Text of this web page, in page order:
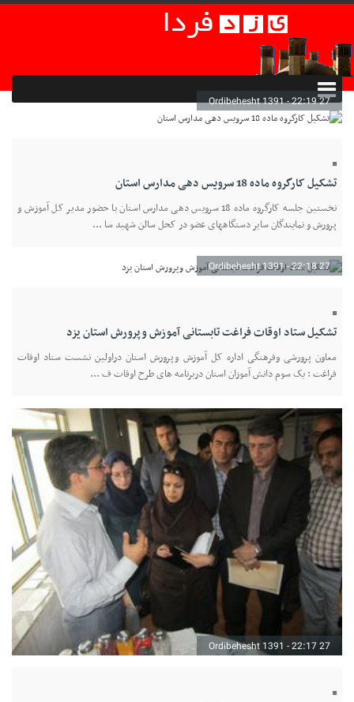
27 Ordibehesht 1391 - 22:19
تشکیل کارگروه ماده 18 سرویس دهی مدارس استان
نخستین جلسه کارگروه ماده 18 سرویس دهی مدارس استان با حضور مدیر کل آموزش و
پرورش و نمایندگان سایر دستگاههای عضو در کحل سالن شهید سا ...
27 Ordibehesht 1391 - 22:18
تشکیل ستاد اوقات فراغت تابستانی آموزش وپرورش استان یزد
معاون پرورشی وفرهنگی اداره کل آموزش وپرورش استان دراولین نشست ستاد اوقات
فراغت : یک سوم دانش آموزان استان دربرنامه های طرح اوقات ف ...
27 Ordibehesht 1391 - 22:17